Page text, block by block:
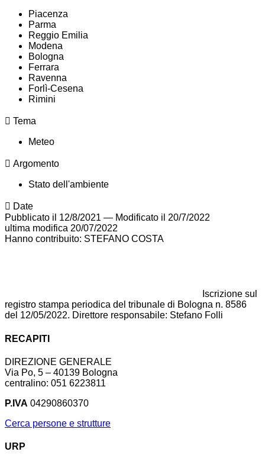
Piacenza
Parma
Reggio Emilia
Modena
Bologna
Ferrara
Ravenna
Forlì-Cesena
Rimini
Tema
Meteo
Argomento
Stato dell'ambiente
Date
Pubblicato il 12/8/2021 — Modificato il 20/7/2022
ultima modifica 20/07/2022
Hanno contribuito: STEFANO COSTA
Iscrizione sul
registro stampa periodica del tribunale di Bologna n. 8586
del 12/05/2022. Direttore responsabile: Stefano Folli
RECAPITI
DIREZIONE GENERALE
Via Po, 5 – 40139 Bologna
centralino: 051 6223811
P.IVA 04290860370
Cerca persone e strutture
URP